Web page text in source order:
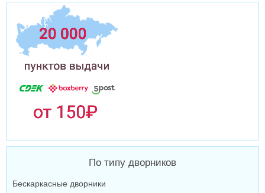
По типу дворников
Бескаркасные дворники